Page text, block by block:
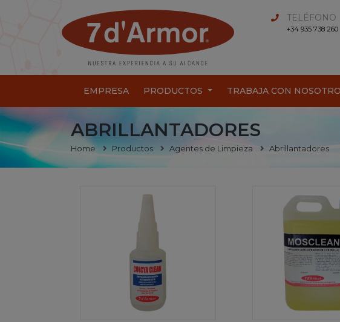
TELÉFONO
+34 935 738 260
EMPRESA PRODUCTOS TRABAJA CON
ABRILLANTADORES
Home Productos Agentes de Limpieza Abrillantadores